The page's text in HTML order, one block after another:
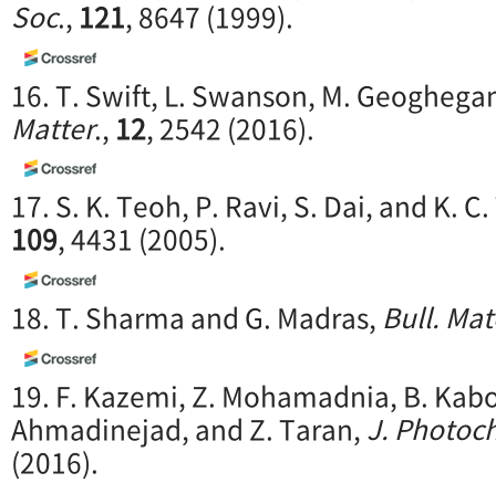
Soc., 121, 8647 (1999).
16. T. Swift, L. Swanson, M.
Matter., 12, 2542 (2016).
17. S. K. Teoh, P. Ravi, S. Dai, and K.
109, 4431 (2005).
18. T. Sharma and G. Madras, Bull.
19. F. Kazemi, Z. Mohamadnia, B.
Ahmadinejad, and Z. Taran,J.
(2016).